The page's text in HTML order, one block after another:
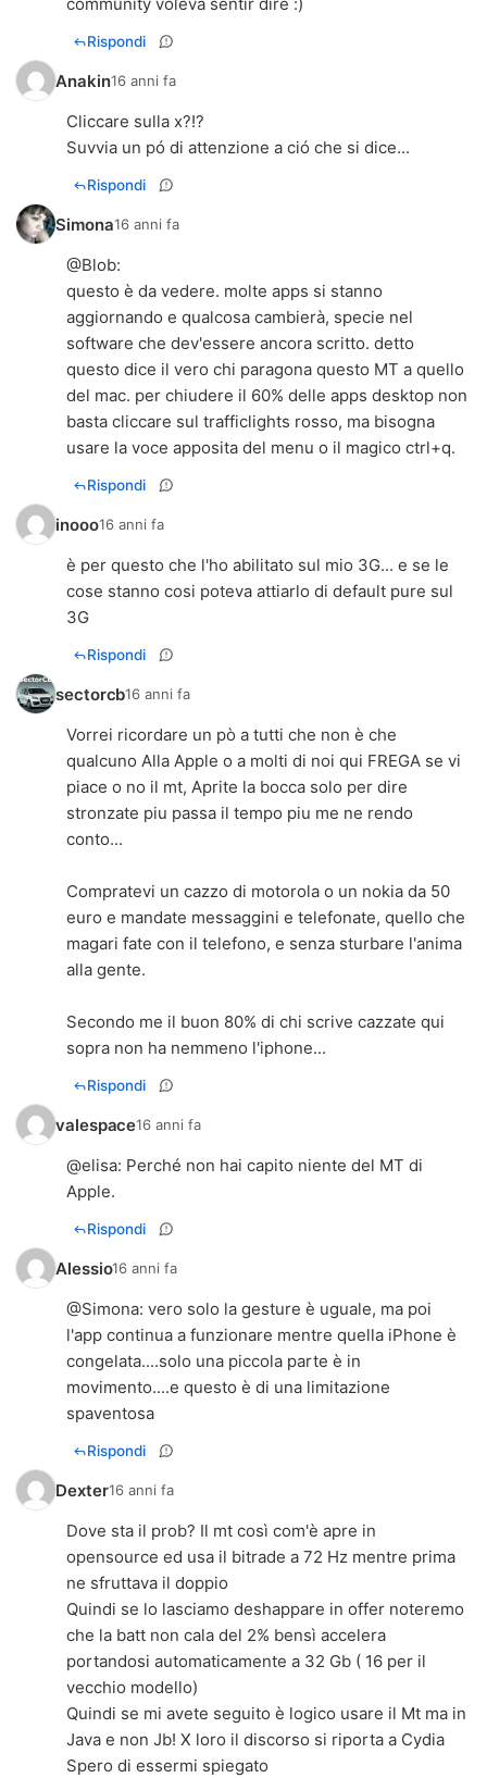
community voleva sentir dire :)
Rispondi
Anakin16 anni fa
Cliccare sulla x?!?
Suvvia un pó di attenzione a ció che si dice...
Rispondi
Simona16 anni fa
@Blob:
questo è da vedere. molte apps si stanno
aggiornando e qualcosa cambierà, specie nel
software che dev'essere ancora scritto. detto
questo dice il vero chi paragona questo MT a quello
del mac. per chiudere il 60% delle apps desktop non
basta cliccare sul trafficlights rosso, ma bisogna
usare la voce apposita del menu o il magico ctrl+q.
Rispondi
inooo16 anni fa
è per questo che l'ho abilitato sul mio 3G... e se le
cose stanno cosi poteva attiarlo di default pure sul
3G
Rispondi
sectorcb16 anni fa
Vorrei ricordare un pò a tutti che non è che
qualcuno Alla Apple o a molti di noi qui FREGA se vi
piace o no il mt, Aprite la bocca solo per dire
stronzate piu passa il tempo piu me ne rendo
conto...
Compratevi un cazzo di motorola o un nokia da 50
euro e mandate messaggini e telefonate, quello che
magari fate con il telefono, e senza sturbare l'anima
alla gente.
Secondo me il buon 80% di chi scrive cazzate qui
sopra non ha nemmeno l'iphone...
Rispondi
valespace16 anni fa
@elisa: Perché non hai capito niente del MT di
Apple.
Rispondi
Alessio16 anni fa
@Simona: vero solo la gesture è uguale, ma poi
l'app continua a funzionare mentre quella iPhone è
congelata....solo una piccola parte è in
movimento....e questo è di una limitazione
spaventosa
Rispondi
Dexter16 anni fa
Dove sta il prob? Il mt così com'è apre in
opensource ed usa il bitrade a 72 Hz mentre prima
ne sfruttava il doppio
Quindi se lo lasciamo deshappare in offer noteremo
che la batt non cala del 2% bensì accelera
portandosi automaticamente a 32 Gb ( 16 per il
vecchio modello)
Quindi se mi avete seguito è logico usare il Mt ma in
Java e non Jb! X loro il discorso si riporta a Cydia
Spero di essermi spiegato